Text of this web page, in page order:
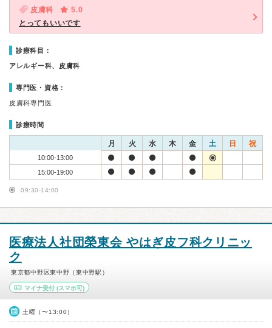
皮膚科
5.0
とってもいいです
診療科目：
アレルギー科、皮膚科
専門医・資格：
皮膚科専門医
診療時間
月 火 水 木 金 土 日 祝
10:00-13:00
15:00-19:00
09:30-14:00
医療法人社団榮東会 やはぎ皮フ科クリニッ
ク
東京都中野区東中野（東中野駅）
マイナ受付 (スマホ可)
土曜（〜13:00）